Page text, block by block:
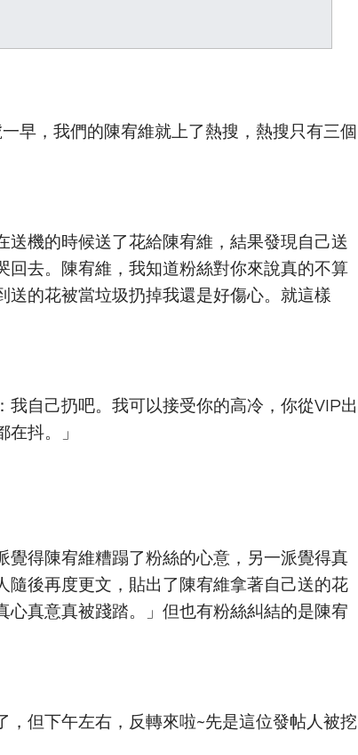
早，我們的陳宥維就上了熱搜，熱搜只有三個
機的時候送了花給陳宥維，結果發現自己送
去。陳宥維，我知道粉絲對你來說真的不算
的花被當垃圾扔掉我還是好傷心。就這樣
自己扔吧。我可以接受你的高冷，你從VIP出
抖。」
得陳宥維糟蹋了粉絲的心意，另一派覺得真
後再度更文，貼出了陳宥維拿著自己送的花
真意真被踐踏。」但也有粉絲糾結的是陳宥
但下午左右，反轉來啦~先是這位發帖人被挖